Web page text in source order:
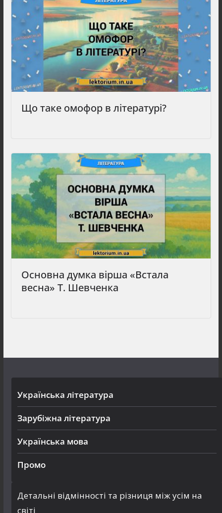
Що таке омофор в літературі?
Основна думка вірша «Встала
весна» Т. Шевченка
Українська література
Зарубіжна література
Українська мова
Промо
Детальні відмінності та різниця між усім на
світі